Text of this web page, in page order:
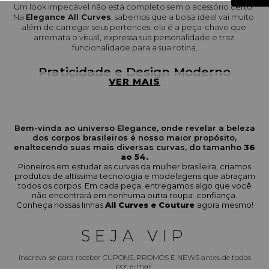
Um look impecável não está completo sem o acessório certo.
Na Elegance All Curves , sabemos que a bolsa ideal vai muito
além de carregar seus pertences: ela é a peça-chave que
arremata o visual, expressa sua personalidade e traz
funcionalidade para a sua rotina.
Praticidade e Design Moderno
com modelos estruturados e modernos , que oferecem o
espaço interno perfeito para organizar tudo o que você precisa,
mantendo uma estética sofisticada e alinhada às últimas
tendências da moda.
A Bolsa Certa para Todas as Ocasiões
A versatilidade é o ponto forte da nossa coleção. Aqui você
Bolsas para o Office Look (Trabalho):
estruturados em tons neutros e clássicos, que transmitem
profissionalismo e elegância.
Bolsas Casuais: Opções práticas, como bolsas
VER MAIS
Bem-vinda ao universo Elegance, onde revelar a beleza
dos corpos brasileiros é nosso maior propósito,
enaltecendo suas mais diversas curvas, do tamanho 36
ao 54.
Pioneiros em estudar as curvas da mulher brasileira, criamos
produtos de altíssima tecnologia e modelagens que abraçam
todos os corpos. Em cada peça, entregamos algo que você
não encontrará em nenhuma outra roupa: confiança.
Conheça nossas linhasAll Curves e Couture agora mesmo!
SEJA VIP
Inscreva-se para receber CUPONS, PROMOS E NEWS antes de todos
por e-mail.